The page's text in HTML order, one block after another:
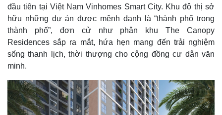
đầu tiên tại Việt Nam Vinhomes Smart City. Khu đô thị sở
hữu những dự án được mệnh danh là “thành phố trong
thành phố”, đơn cử như phân khu The Canopy
Residences sắp ra mắt, hứa hẹn mang đến trải nghiệm
sống thanh lịch, thời thượng cho cộng đồng cư dân văn
minh.